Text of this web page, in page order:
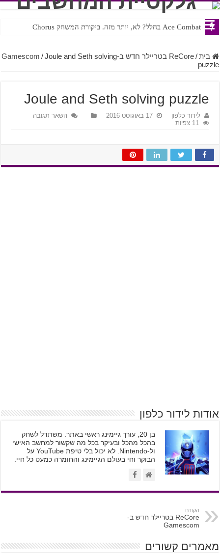
Ace Combat בחלל? לא, יותר מזה. ביקורת המשחק Chorus
בית / ReCore בטריילר חדש ב-Gamescom / Joule and Seth solving
puzzle
Joule and Seth solving puzzle
לידור כלפון 17 באוגוסט 2016
השאר תגובה
11 צפיות
אודות לידור כלפון
בן 20, עורך גיימינג ראשי באתר. משתדל לשחק
בהכל מהכל ובעיקר בכל מה שקשור למחשב האישי
ול-Nintendo. לא יכול בלי טיפת YouTube על
הבוקר וחי בעולם הגיימינג והחומרה כמעט כל חיי.
הקודם
ReCore בטריילר חדש ב-
Gamescom
מאמרים קשורים